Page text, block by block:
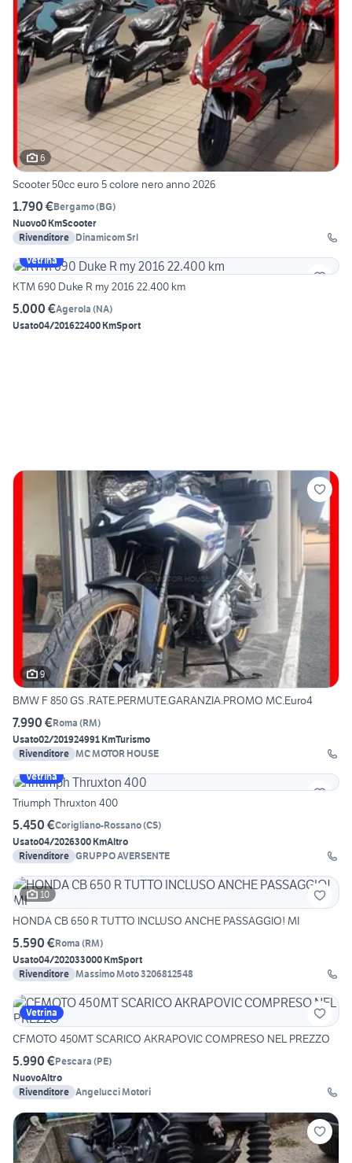
6
Scooter 50cc euro 5 colore nero anno 2026
1.790 €Bergamo(BG)
Nuovo0 KmScooter
Rivenditore Dinamicom Srl
Vetrina
KTM 690 Duke R my 2016 22.400 km
5.000 €Agerola (NA)
Usato04/201622400 KmSport
9
BMW F 850 GS .RATE.PERMUTE.GARANZIA.PROMO MC.Euro4
7.990 €Roma (RM)
Usato02/201924991 KmTurismo
Rivenditore MC MOTOR HOUSE
Vetrina
Triumph Thruxton 400
5.450 €Corigliano-Rossano(CS)
Usato04/2026300 KmAltro
Rivenditore GRUPPO AVERSENTE
10
HONDA CB 650 R TUTTO INCLUSO ANCHE PASSAGGIO! MI
5.590 €Roma (RM)
Usato04/202033000 KmSport
Rivenditore Massimo Moto 3206812548
Vetrina
CFMOTO 450MT SCARICO AKRAPOVIC COMPRESO NEL PREZZO
5.990 €Pescara (PE)
NuovoAltro
Rivenditore Angelucci Motori